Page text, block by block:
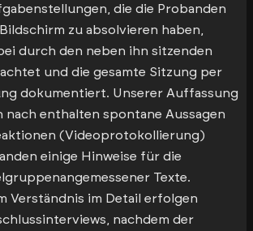
die die Probanden
zu absolvieren haben,
durch den neben ihn sitzenden
und die gesamte Sitzung per
dokumentiert. Unserer Auffassung
nach enthalten spontane Aussagen
(Videoprotokollierung)
einige Hinweise für die
Texte.
Verständnis im Detail erfolgen
nachdem der